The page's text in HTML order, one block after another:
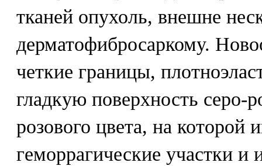
тканей опухоль, внешне
дерматофибросаркому.
четкие границы,
гладкую поверхность серо-
розового цвета, на которой
геморрагические участки и